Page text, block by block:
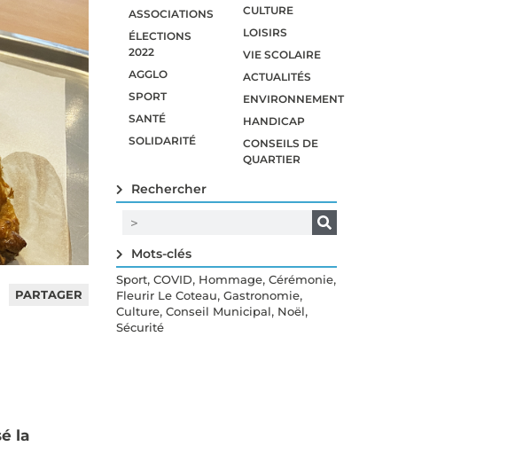
PARTAGER
la
ASSOCIATIONS
ÉLECTIONS
2022
AGGLO
SPORT
SANTÉ
SOLIDARITÉ
CULTURE
LOISIRS
VIE SCOLAIRE
ACTUALITÉS
ENVIRONNEMENT
HANDICAP
CONSEILS DE
QUARTIER
Rechercher
Mots-clés
Sport, COVID, Hommage, Cérémonie,
Fleurir Le Coteau, Gastronomie,
Culture, Conseil Municipal, Noël,
Sécurité